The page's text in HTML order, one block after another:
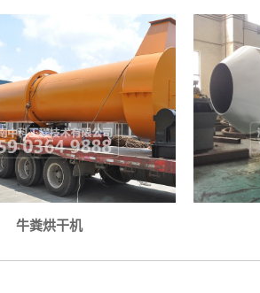
牛粪烘干机